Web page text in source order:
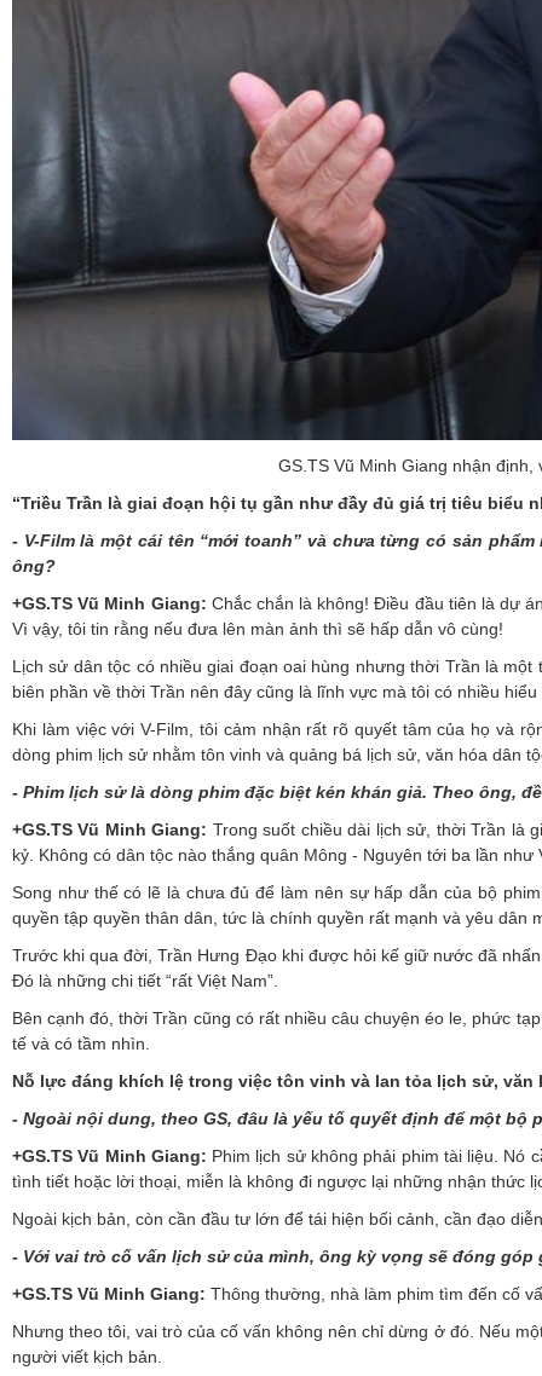
GS.TS Vũ Minh Giang nhận
“Triều Trần là giai đoạn hội tụ gần như đầy đủ giá trị tiêu biểu
- V-Film là một cái tên “mới toanh” và chưa từng có sản
ông?
+GS.TS Vũ Minh Giang: Chắc chắn là không! Điều đầu tiên là dự
Vì vậy, tôi tin rằng nếu đưa lên màn ảnh thì sẽ hấp dẫn vô cùng!
Lịch sử dân tộc có nhiều giai đoạn oai hùng nhưng thời Trần là
biên phần về thời Trần nên đây cũng là lĩnh vực mà tôi có nhiều
Khi làm việc với V-Film, tôi cảm nhận rất rõ quyết tâm của họ và
dòng phim lịch sử nhằm tôn vinh và quảng bá lịch sử, văn hóa dân
- Phim lịch sử là dòng phim đặc biệt kén khán giả. Theo ông,
+GS.TS Vũ Minh Giang: Trong suốt chiều dài lịch sử, thời Trần là
kỷ. Không có dân tộc nào thắng quân Mông - Nguyên tới ba lần
Song như thế có lẽ là chưa đủ để làm nên sự hấp dẫn của bộ
quyền tập quyền thân dân, tức là chính quyền rất mạnh và yêu dân
Trước khi qua đời, Trần Hưng Đạo khi được hỏi kế giữ nước đã
Đó là những chi tiết “rất Việt Nam”.
Bên cạnh đó, thời Trần cũng có rất nhiều câu chuyện éo le, phức
tế và có tầm nhìn.
Nỗ lực đáng khích lệ trong việc tôn vinh và lan tỏa lịch sử, văn
- Ngoài nội dung, theo GS, đâu là yếu tố quyết định để một
+GS.TS Vũ Minh Giang: Phim lịch sử không phải phim tài liệu. Nó
tình tiết hoặc lời thoại, miễn là không đi ngược lại những nhận thức
Ngoài kịch bản, còn cần đầu tư lớn để tái hiện bối cảnh, cần đạo
- Với vai trò cố vấn lịch sử của mình, ông kỳ vọng sẽ đóng góp
+GS.TS Vũ Minh Giang: Thông thường, nhà làm phim tìm đến cố
Nhưng theo tôi, vai trò của cố vấn không nên chỉ dừng ở đó. Nếu
người viết kịch bản.